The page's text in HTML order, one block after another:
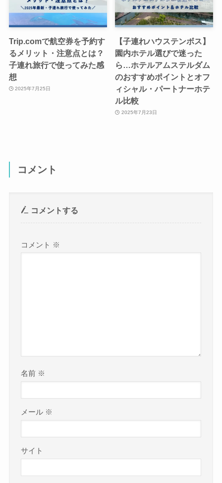
Trip.comで航空券を予約す
るメリット・注意点とは？
子連れ旅行で使ってみた感
想
2025年7月25日
【子連れハウステンボス】
園内ホテル選びで迷った
ら…ホテルアムステルダム
のおすすめポイントとオフ
ィシャル・パートナーホテ
ル比較
2025年7月23日
コメント
コメントする
コメント ※
名前 ※
メール ※
サイト